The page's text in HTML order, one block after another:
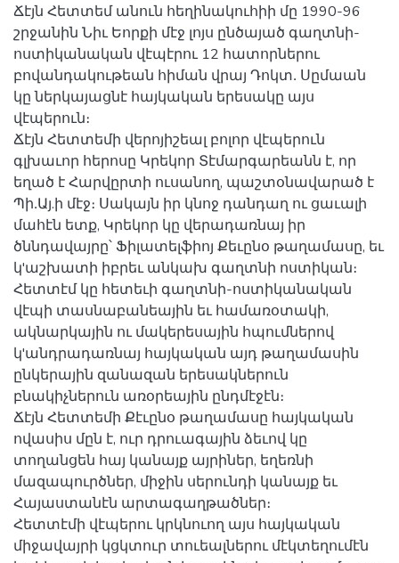
Ճէյն Հետտեմ անուն հեղինակուհիի մը 1990-96
շրջանին Նիւ Եորքի մէջ լոյս ընծայած գաղտնի-
ոստիկանական վէպէրու 12 հատորներու
բովանդակութեան հիման վրայ Դոկտ․ Սըմաան
կը ներկայացնէ հայկական երեսակը այս
վէպերուն։
Ճէյն Հետտեմի վերոյիշեալ բոլոր վէպերուն
գլխաւոր հերոսը Կրեկոր Տէմարգարեանն է, որ
եղած է Հարվըրտի ուսանող, պաշտօնավարած է
Պի․Այ.ի մէջ։ Սակայն իր կնոջ դանդաղ ու ցաւալի
մահէն ետք, Կրեկոր կը վերադառնայ իր
ծննդավայրը՝ Ֆիլատելֆիոյ Քեւընօ թաղամասը, եւ
կ'աշխատի իբրեւ անկախ գաղտնի ոստիկան։
Հետտէմ կը հետեւի գաղտնի-ոստիկանական
վէպի տասնաբանեային եւ համառօտակի,
ակնարկային ու մակերեսային հպումներով
կ'անդրադառնայ հայկական այդ թաղամասին
ընկերային զանազան երեսակներուն
բնակիչներուն առօրեային ընդմէջէն։
Ճէյն Հետտեմի Քէւընօ թաղամասը հայկական
ովասիս մըն է, ուր դրուագային ձեւով կը
տողանցեն հայ կանայք այրիներ, եղեռնի
մազապուրծներ, միջին սերունդի կանայք եւ
Հայաստանէն արտագաղթածներ։
Հետտէմի վէպերու կրկնուող այս հայկական
միջավայրի կցկտուր տուեալներու մէկտեղումէն